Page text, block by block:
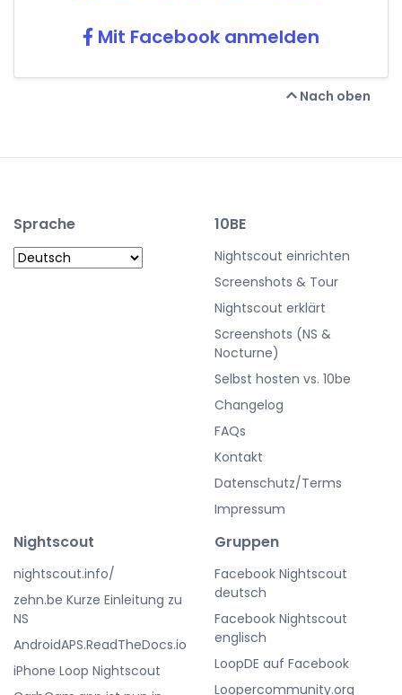
Mit Facebook anmelden
Nach oben
Sprache 10BE
Nightscout einrichten
Screenshots & Tour
Nightscout erklärt
Screenshots (NS &
Nocturne)
Selbst hosten vs. 10be
Changelog
FAQs
Kontakt
Datenschutz/Terms
Impressum
Nightscout
nightscout.info/
zehn.be Kurze Einleitung zu
NS
AndroidAPS.ReadTheDocs.io
iPhone Loop Nightscout
Gruppen
Facebook Nightscout
deutsch
Facebook Nightscout
englisch
LoopDE auf Facebook
Loopercommunity.org